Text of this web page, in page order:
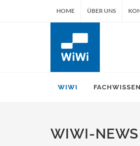
HOME ÜBER UNS
WIWI FACHWISSEN
WIWI-